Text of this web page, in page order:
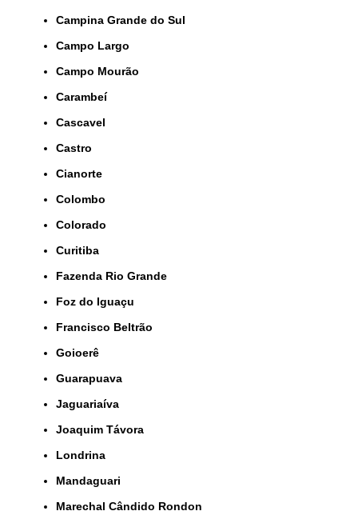
Campina Grande do Sul
Campo Largo
Campo Mourão
Carambeí
Cascavel
Castro
Cianorte
Colombo
Colorado
Curitiba
Fazenda Rio Grande
Foz do Iguaçu
Francisco Beltrão
Goioerê
Guarapuava
Jaguariaíva
Joaquim Távora
Londrina
Mandaguari
Marechal Cândido Rondon